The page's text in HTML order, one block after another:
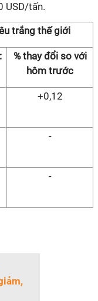
USD/tấn.
trắng thế giới
% thay đổi so với
hôm trước
+0,12
-
-